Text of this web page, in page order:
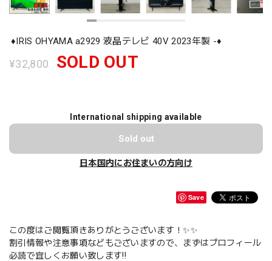
♦️IRIS OHYAMA a2929 液晶テレビ 40V 2023年製 -♦️
¥32,800 SOLD OUT
International shipping available
Sold out
日本国内にお住まいの方向け
Save
この度はご閲覧頂きありがとうございます！✨✨
割引情報や注意事項などもございますので、まずはプロフィール
必読で宜しくお願い致します‼️